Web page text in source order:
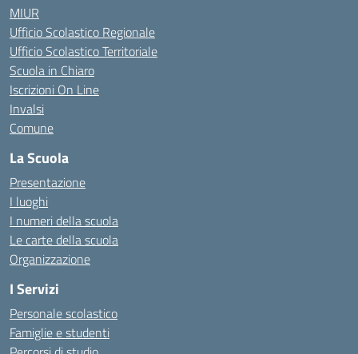
MIUR
Ufficio Scolastico Regionale
Ufficio Scolastico Territoriale
Scuola in Chiaro
Iscrizioni On Line
Invalsi
Comune
La Scuola
Presentazione
I luoghi
I numeri della scuola
Le carte della scuola
Organizzazione
I Servizi
Personale scolastico
Famiglie e studenti